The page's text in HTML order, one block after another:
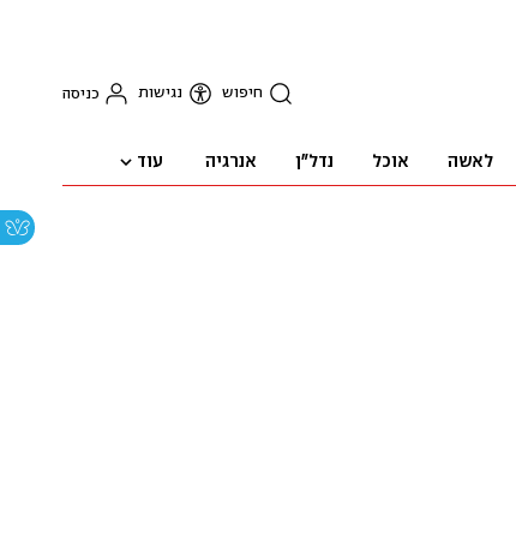
חיפוש נגישות כניסה
לאשה אוכל נדל"ן אנרגיה עוד